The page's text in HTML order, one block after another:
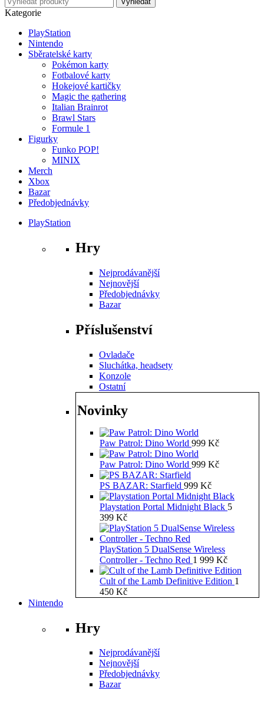
Kategorie
PlayStation
Nintendo
Sběratelské karty
Pokémon karty
Fotbalové karty
Hokejové kartičky
Magic the gathering
Italian Brainrot
Brawl Stars
Formule 1
Figurky
Funko POP!
MINIX
Merch
Xbox
Bazar
Předobjednávky
PlayStation
Hry
Nejprodávanější
Nejnovější
Předobjednávky
Bazar
Příslušenství
Ovladače
Sluchátka, headsety
Konzole
Ostatní
Novinky
Paw Patrol: Dino World 999 Kč
Paw Patrol: Dino World 999 Kč
PS BAZAR: Starfield 999 Kč
Playstation Portal Midnight Black 5
399 Kč
PlayStation 5 DualSense Wireless
Controller - Techno Red 1 999 Kč
Cult of the Lamb Definitive Edition 1
450 Kč
Nintendo
Hry
Nejprodávanější
Nejnovější
Předobjednávky
Bazar